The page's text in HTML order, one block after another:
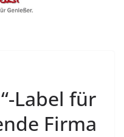
Label für
Firma